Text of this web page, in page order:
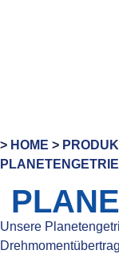
> HOME >
Unsere